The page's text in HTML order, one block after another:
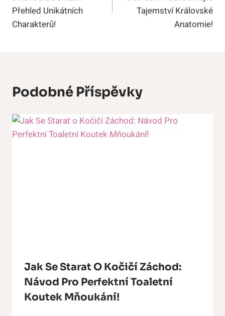
Příspěvek
Přehled Unikátních
Charakterů!
Tajemství Královské
Anatomie!
Podobné Příspěvky
Jak Se Starat O Kočičí Záchod:
Návod Pro Perfektní Toaletní
Koutek Mňoukání!